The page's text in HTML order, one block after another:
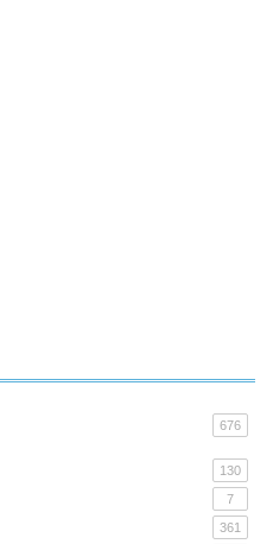
676
130
7
361